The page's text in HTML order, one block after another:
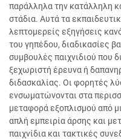
παράλληλα την κατάλληλη
στάδια. Αυτά τα
λεπτομερείς εξηγήσεις
του γηπέδου, διαδικασίες
συμβουλές παιχνιδιού που
ξεχωριστή έρευνα ή
διδασκαλίας. Οι φορητές
ενσωματώνονται στα
μεταφορά εξοπλισμού από
απλή εμπειρία άρσης και
παιχνίδια και τακτικές